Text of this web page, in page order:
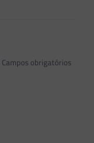
Campos obrigatórios